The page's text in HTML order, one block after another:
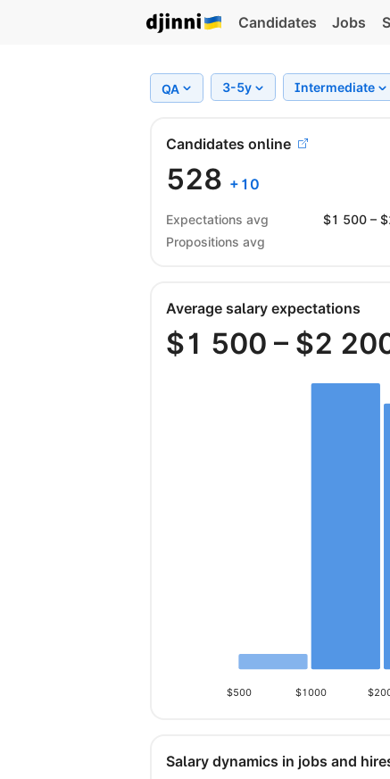
Candidates Jobs
QA 3-5y Intermediate
Candidates online
528 + 10
Expectations avg $1 500 – $
Propositions avg
Average salary expectations
$1 500 – $2
$500 $1000
Salary dynamics in jobs and